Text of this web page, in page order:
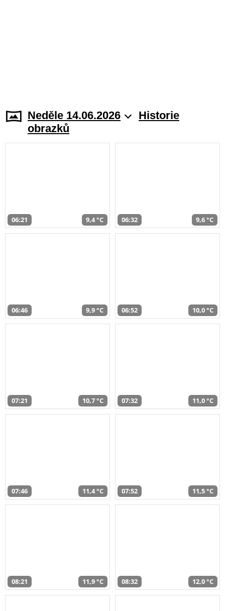
Neděle 14.06.2026
Historie
obrazků
06:21 9,4 °C 06:32 9,6 °C
06:46 9,9 °C 06:52 10,0 °C
07:21 10,7 °C 07:32 11,0 °C
07:46 11,4 °C 07:52 11,5 °C
08:21 11,9 °C 08:32 12,0 °C